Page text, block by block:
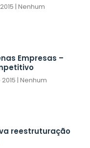
Nenhum
Empresas –
Nenhum
reestruturação